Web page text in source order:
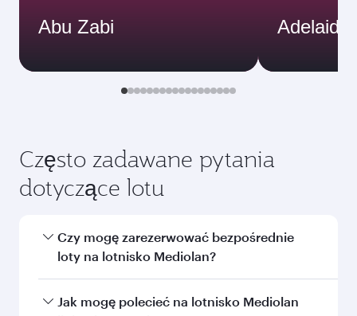
Abu Zabi Adelaide
Często zadawane pytania
dotyczące lotu
Czy mogę zarezerwować bezpośrednie
loty na lotnisko Mediolan?
Tak, Qatar Airways realizuje bezpośrednie loty
Jak mogę polecieć na lotnisko Mediolan